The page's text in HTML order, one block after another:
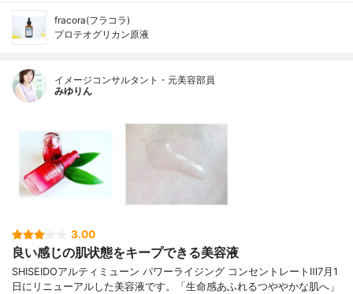
fracora(フラコラ)
プロテオグリカン原液
イメージコンサルタント・元美容部員
みゆりん
3.00
良い感じの肌状態をキープできる美容液
SHISEIDOアルティミューン パワーライジング コンセントレートⅢ7月1
日にリニューアルした美容液です。「生命感あふれるつややかな肌へ」